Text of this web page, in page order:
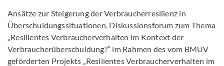
Ansätze zur Steigerung der Verbraucherresilienz in
Überschuldungssituationen, Diskussionsforum zum Thema
„Resilientes Verbraucherverhalten im Kontext der
Verbraucherüberschuldung?“ im Rahmen des vom BMUV
geförderten Projekts „Resilientes Verbraucherverhalten im